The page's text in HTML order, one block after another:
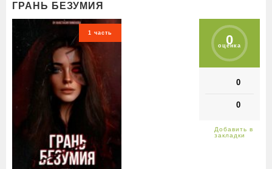
ГРАНЬ БЕЗУМИЯ
1 часть 0
оценка
0
0